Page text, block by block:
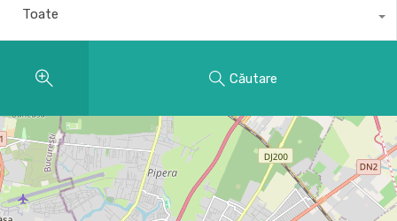
Toate
Căutare